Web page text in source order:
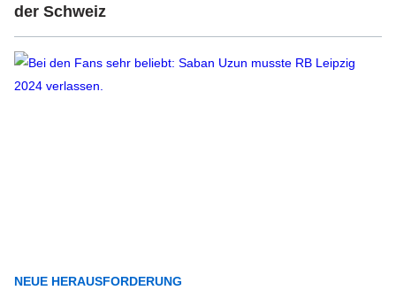
der Schweiz
NEUE HERAUSFORDERUNG